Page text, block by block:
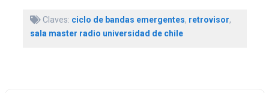
Claves: ciclo de bandas emergentes, retrovisor,
sala master radio universidad de chile